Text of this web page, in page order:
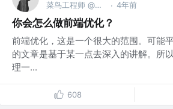
菜鸟工程师 @AfterShip · 4年前
你会怎么做前端优化？
前端优化，这是一个很大的范围。可能
的文章是基于某一点去深入的讲解。所
理一...
608